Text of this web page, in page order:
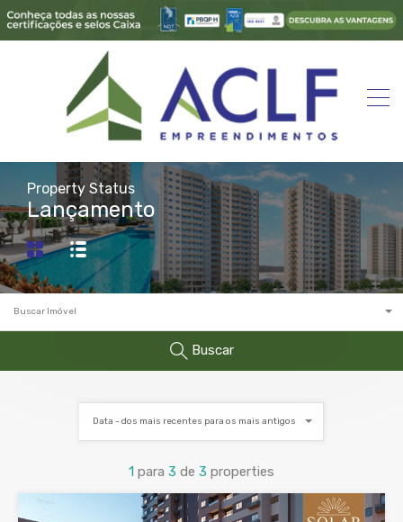
Property Status
Lançamento
Buscar Imóvel
Buscar
1 para 3 de 3 properties
Data - dos mais recentes para os mais antigos